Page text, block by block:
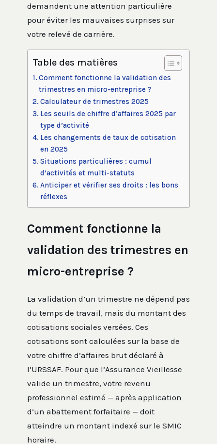
demandent une attention particulière
pour éviter les mauvaises surprises sur
votre relevé de carrière.
Table des matières
Comment fonctionne la validation des
trimestres en micro-entreprise ?
Calculateur de trimestres 2025
Les seuils de chiffre d’affaires 2025 par
type d’activité
Les changements de taux de cotisation
en 2025
Situations particulières : cumul
d’activités et multi-statuts
Anticiper et vérifier ses droits : les bons
réflexes
Comment fonctionne la
validation des trimestres en
micro-entreprise ?
La validation d’un trimestre ne dépend pas
du temps de travail, mais du montant des
cotisations sociales versées. Ces
cotisations sont calculées sur la base de
votre chiffre d’affaires brut déclaré à
l’URSSAF. Pour que l’Assurance Vieillesse
valide un trimestre, votre revenu
professionnel estimé — après application
d’un abattement forfaitaire — doit
atteindre un montant indexé sur le SMIC
horaire.